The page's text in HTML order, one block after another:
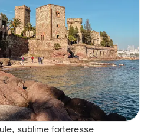
sublime forteresse